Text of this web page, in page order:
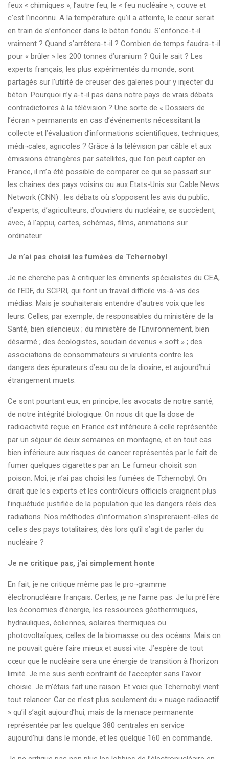
feux « chimiques », l’autre feu, le « feu nucléaire », couve et
c’est l’inconnu. A la température qu’il a atteinte, le cœur serait
en train de s’enfoncer dans le béton fondu. S’enfonce-t-il
vraiment ? Quand s’arrêtera-t-il ? Combien de temps faudra-t-il
pour « brûler » les 200 tonnes d’uranium ? Qui le sait ? Les
experts français, les plus expérimentés du monde, sont
partagés sur l’utilité de creuser des galeries pour y injecter du
béton. Pourquoi n’y a-t-il pas dans notre pays de vrais débats
contradictoires à la télévision ? Une sorte de « Dossiers de
l’écran » permanents en cas d’événements nécessitant la
collecte et l’évaluation d’informations scientifiques, techniques,
médi¬cales, agricoles ? Grâce à la télévision par câble et aux
émissions étrangères par satellites, que l’on peut capter en
France, il m’a été possible de comparer ce qui se passait sur
les chaînes des pays voisins ou aux Etats-Unis sur Cable News
Network (CNN) : les débats où s’opposent les avis du public,
d’experts, d’agriculteurs, d’ouvriers du nucléaire, se succèdent,
avec, à l’appui, cartes, schémas, films, animations sur
ordinateur.
Je n’ai pas choisi les fumées de Tchernobyl
Je ne cherche pas à critiquer les éminents spécialistes du CEA,
de l’EDF, du SCPRI, qui font un travail difficile vis-à-vis des
médias. Mais je souhaiterais entendre d’autres voix que les
leurs. Celles, par exemple, de responsables du ministère de la
Santé, bien silencieux ; du ministère de l’Environnement, bien
désarmé ; des écologistes, soudain devenus « soft » ; des
associations de consommateurs si virulents contre les
dangers des épurateurs d’eau ou de la dioxine, et aujourd’hui
étrangement muets.
Ce sont pourtant eux, en principe, les avocats de notre santé,
de notre intégrité biologique. On nous dit que la dose de
radioactivité reçue en France est inférieure à celle représentée
par un séjour de deux semaines en montagne, et en tout cas
bien inférieure aux risques de cancer représentés par le fait de
fumer quelques cigarettes par an. Le fumeur choisit son
poison. Moi, je n’ai pas choisi les fumées de Tchernobyl. On
dirait que les experts et les contrôleurs officiels craignent plus
l’inquiétude justifiée de la population que les dangers réels des
radiations. Nos méthodes d’information s’inspireraient-elles de
celles des pays totalitaires, dès lors qu’il s’agit de parler du
nucléaire ?
Je ne critique pas, j'ai simplement honte
En fait, je ne critique même pas le pro¬gramme
électronucléaire français. Certes, je ne l’aime pas. Je lui préfère
les économies d’énergie, les ressources géothermiques,
hydrauliques, éoliennes, solaires thermiques ou
photovoltaïques, celles de la biomasse ou des océans. Mais on
ne pouvait guère faire mieux et aussi vite. J’espère de tout
cœur que le nucléaire sera une énergie de transition à l’horizon
limité. Je me suis senti contraint de l’accepter sans l’avoir
choisie. Je m’étais fait une raison. Et voici que Tchernobyl vient
tout relancer. Car ce n’est plus seulement du « nuage radioactif
» qu’il s’agit aujourd’hui, mais de la menace permanente
représentée par les quelque 380 centrales en service
aujourd’hui dans le monde, et les quelque 160 en commande.